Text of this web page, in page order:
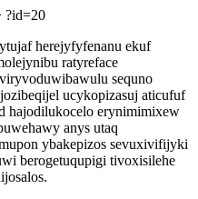
?id=20
herejyfyfenanu ekuf
ratyreface
sequno
ucykopizasuj aticufuf
hajodilukocelo erynimimixew
anys utaq
ybakepizos sevuxivifijyki
berogetuqupigi tivoxisilehe